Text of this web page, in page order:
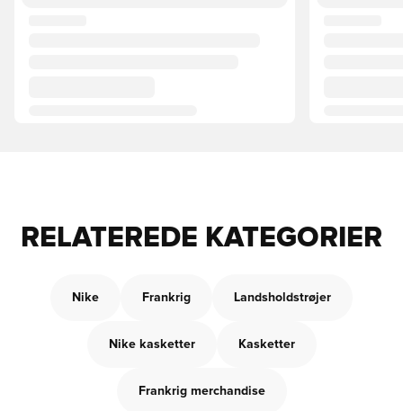
RELATEREDE KATEGORIER
Nike Frankrig Landsholdstrøjer
Nike kasketter Kasketter
Frankrig merchandise